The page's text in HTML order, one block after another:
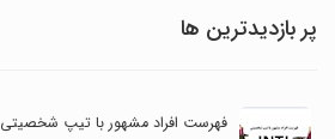
پر بازدیدترین ها
فهرست افراد مشهور با تیپ شخصیتی INTJ